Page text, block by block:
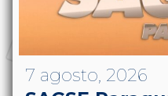
7 agosto, 2026